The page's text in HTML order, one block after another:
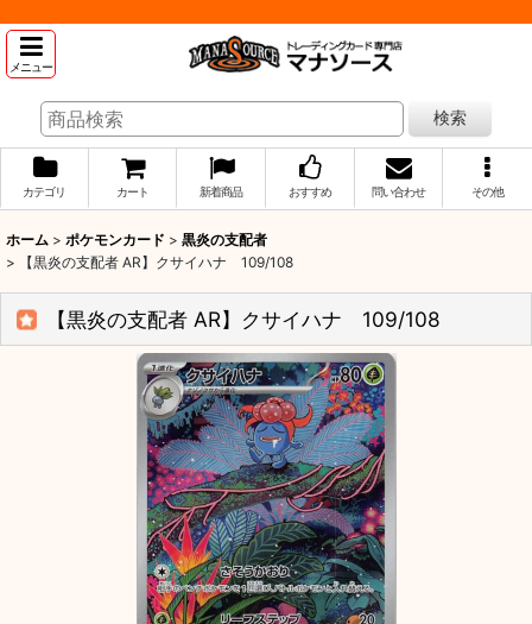
メニュー
検索
カテゴリ カート 新着商品 おすすめ 問い合わせ その他
ホーム > ポケモンカード > 黒炎の支配者
>
【黒炎の支配者 AR】クサイハナ 109/108
【黒炎の支配者 AR】クサイハナ 109/108